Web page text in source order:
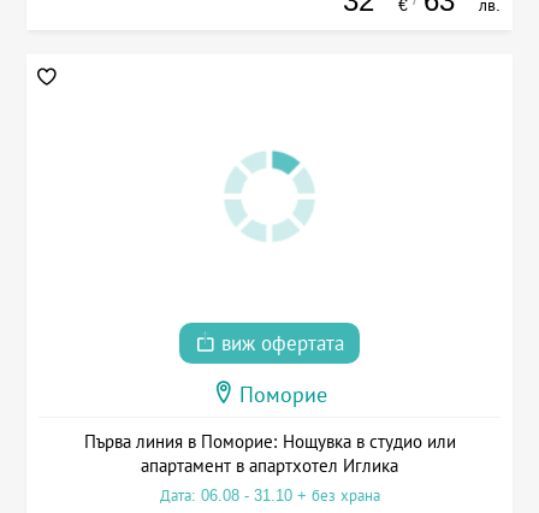
€ лв.
виж офертата
Поморие
Първа линия в Поморие: Нощувка в студио или
апартамент в апартхотел Иглика
Дата: 06.08 - 31.10 + без храна